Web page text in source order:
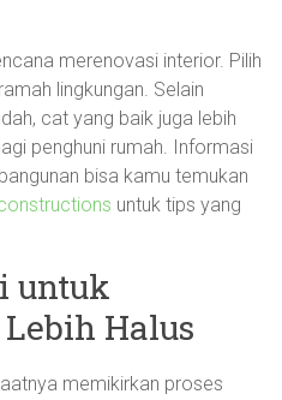
merenovasi interior. Pilih
lingkungan. Selain
cat yang baik juga lebih
penghuni rumah. Informasi
bisa kamu temukan
untuk tips yang
untuk
Halus
memikirkan proses